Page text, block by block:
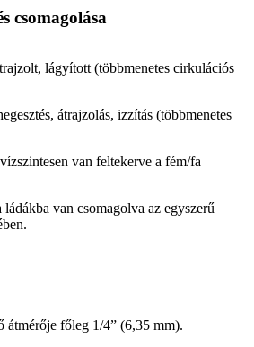
csomagolása
lágyított (többmenetes cirkulációs
átrajzolás, izzítás (többmenetes
van feltekerve a fém/fa
van csomagolva az egyszerű
átmérője főleg 1/4” (6,35 mm).